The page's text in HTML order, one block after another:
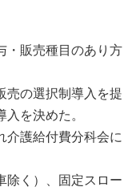
・販売種目のあり方
売の選択制導入を提
入を決めた 。
介護給付費分科会に
除く）、固定スロー